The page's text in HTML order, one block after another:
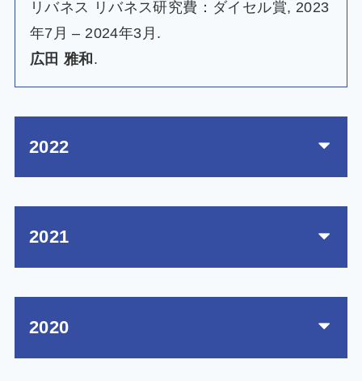
リバネス リバネス研究費：ダイセル賞, 2023
年7月 – 2024年3月.
広田 雅和.
2022
2021
2020